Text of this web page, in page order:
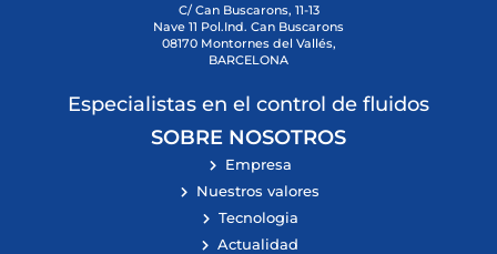
C/ Can Buscarons, 11-13
Nave 11 Pol.Ind. Can Buscarons
08170 Montornes del Vallés,
BARCELONA
Especialistas en el control de fluidos
SOBRE NOSOTROS
Empresa
Nuestros valores
Tecnologia
Actualidad